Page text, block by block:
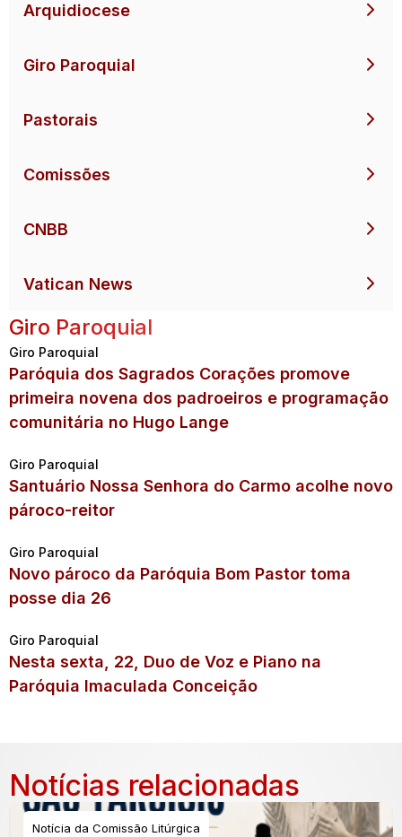
Arquidiocese
Giro Paroquial
Pastorais
Comissões
CNBB
Vatican News
Giro Paroquial
Giro Paroquial
Paróquia dos Sagrados Corações promove
primeira novena dos padroeiros e programação
comunitária no Hugo Lange
Giro Paroquial
Santuário Nossa Senhora do Carmo acolhe novo
pároco-reitor
Giro Paroquial
Novo pároco da Paróquia Bom Pastor toma
posse dia 26
Giro Paroquial
Nesta sexta, 22, Duo de Voz e Piano na
Paróquia Imaculada Conceição
Notícias relacionadas
Notícia da Comissão Litúrgica